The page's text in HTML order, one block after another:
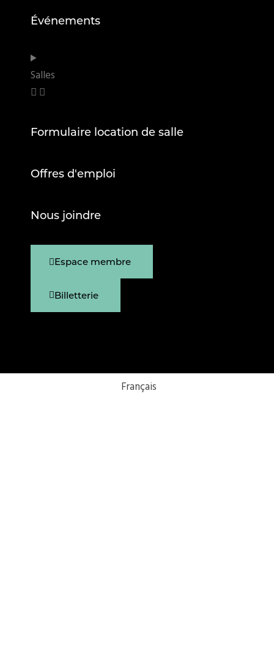
Événements
Salles
Formulaire location de salle
Offres d'emploi
Nous joindre
Espace membre
Billetterie
Français